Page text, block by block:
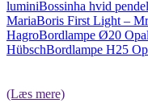
luminiBossinha hvid
MariaBoris First Light –
HagroBordlampe Ø20
HübschBordlampe H25
(Læs mere)